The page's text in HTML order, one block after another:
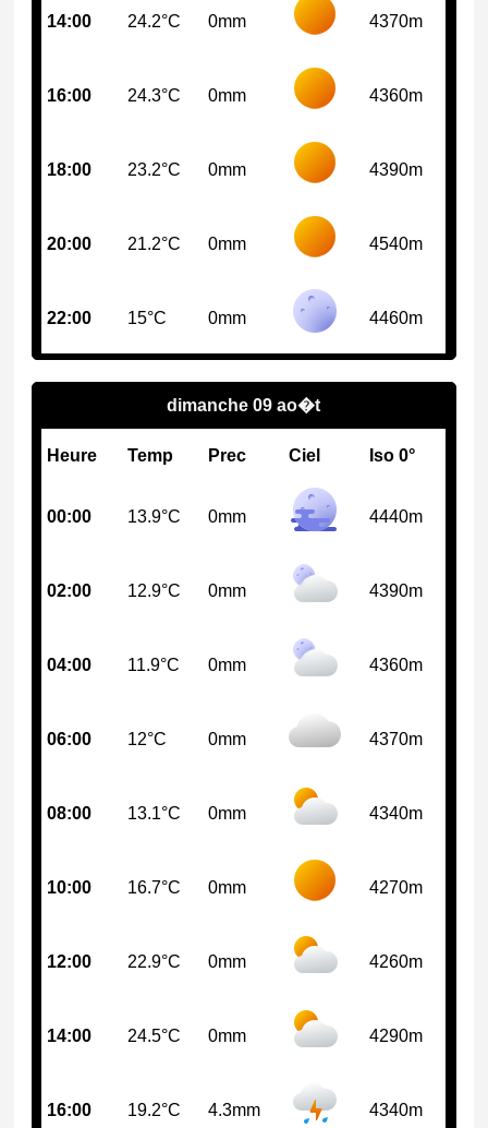
14:00 24.2°C 0mm 4370m
16:00 24.3°C 0mm 4360m
18:00 23.2°C 0mm 4390m
20:00 21.2°C 0mm 4540m
22:00 15°C 0mm 4460m
dimanche 09 ao�t
Heure Temp Prec Ciel Iso 0°
00:00 13.9°C 0mm 4440m
02:00 12.9°C 0mm 4390m
04:00 11.9°C 0mm 4360m
06:00 12°C 0mm 4370m
08:00 13.1°C 0mm 4340m
10:00 16.7°C 0mm 4270m
12:00 22.9°C 0mm 4260m
14:00 24.5°C 0mm 4290m
16:00 19.2°C 4.3mm 4340m